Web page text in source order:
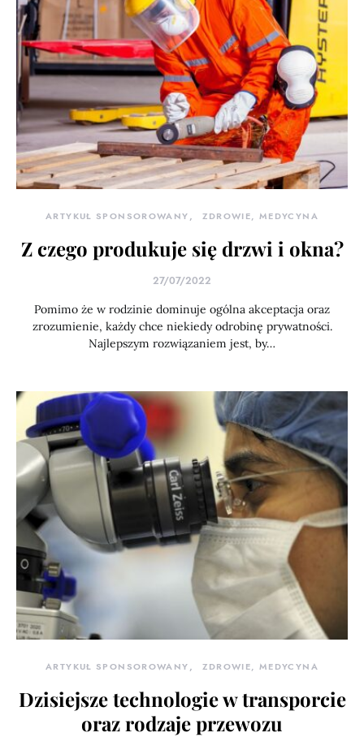
ARTYKUŁ SPONSOROWANY ZDROWIE, MEDYCYNA
Z czego produkuje się drzwi i okna?
27/07/2022
Pomimo że w rodzinie dominuje ogólna akceptacja oraz
zrozumienie, każdy chce niekiedy odrobinę prywatności.
Najlepszym rozwiązaniem jest, by…
ARTYKUŁ SPONSOROWANY ZDROWIE, MEDYCYNA
Dzisiejsze technologie w transporcie
oraz rodzaje przewozu